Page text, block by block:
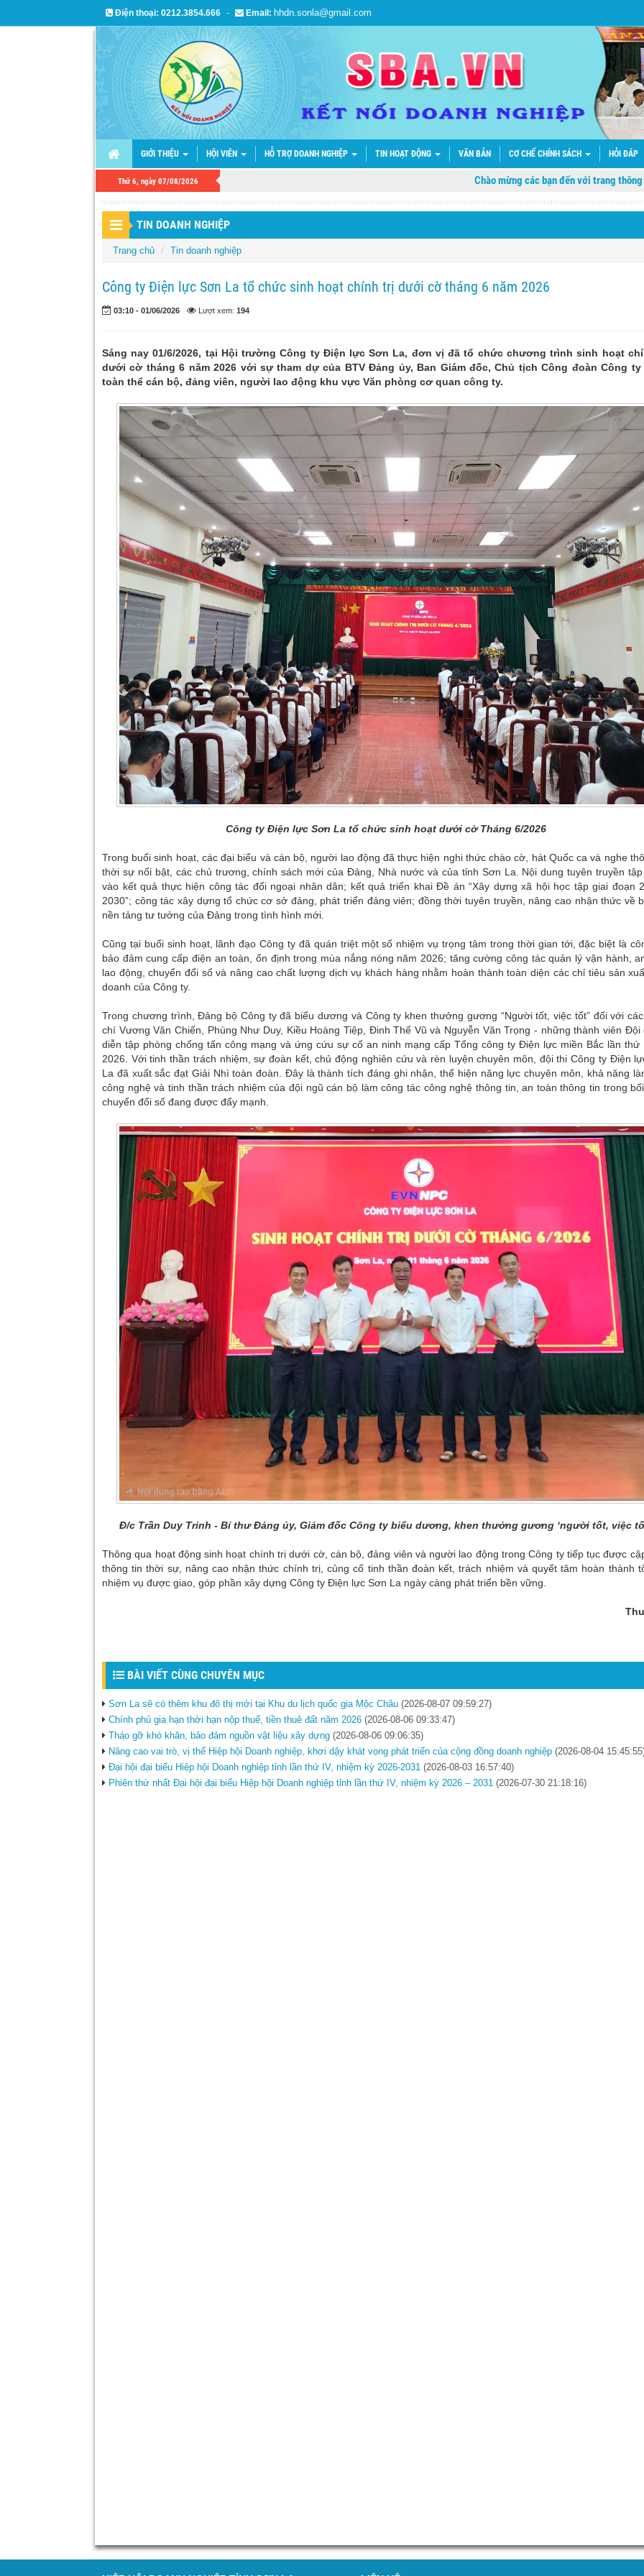
Điện thoại: 0212.3854.666 - Email: hhdn.sonla@gmail.com
GIỚI THIỆU HỘI VIÊN HỖ TRỢ DOANH NGHIỆP TIN HOẠT ĐỘNG VĂN BẢN CƠ CHẾ CHÍNH SÁCH HỎI ĐÁP
Thứ 6, ngày 07/08/2026 Chào mừng các bạn đến với trang thông tin
TIN DOANH NGHIỆP
Trang chủ Tin doanh nghiệp
Công ty Điện lực Sơn La tổ chức sinh hoạt chính trị dưới cờ tháng 6 năm 2026
03:10 - 01/06/2026 Lượt xem: 194
Sáng nay 01/6/2026, tại Hội trường Công ty Điện lực Sơn La, đơn vị đã tổ chức chương trình sinh hoạt
dưới cờ tháng 6 năm 2026 với sự tham dự của BTV Đảng ủy, Ban Giám đốc, Chủ tịch Công đoàn Công ty
toàn thể cán bộ, đảng viên, người lao động khu vực Văn phòng cơ quan công ty.
Công ty Điện lực Sơn La tổ chức sinh hoạt dưới cờ Tháng 6/2026
Trong buổi sinh hoạt, các đại biểu và cán bộ, người lao động đã thực hiện nghi thức chào cờ, hát Quốc ca và nghe
thời sự nổi bật, các chủ trương, chính sách mới của Đảng, Nhà nước và của tỉnh Sơn La. Nội dung tuyên truyền
vào kết quả thực hiện công tác đối ngoại nhân dân; kết quả triển khai Đề án “Xây dựng xã hội học tập giai đoạn
2030”; công tác xây dựng tổ chức cơ sở đảng, phát triển đảng viên; đồng thời tuyên truyền, nâng cao nhận thức về
nền tảng tư tưởng của Đảng trong tình hình mới.
Cũng tại buổi sinh hoạt, lãnh đạo Công ty đã quán triệt một số nhiệm vụ trọng tâm trong thời gian tới, đặc biệt là
bảo đảm cung cấp điện an toàn, ổn định trong mùa nắng nóng năm 2026; tăng cường công tác quản lý vận hành,
lao động, chuyển đổi số và nâng cao chất lượng dịch vụ khách hàng nhằm hoàn thành toàn diện các chỉ tiêu sản
doanh của Công ty.
Trong chương trình, Đảng bộ Công ty đã biểu dương và Công ty khen thưởng gương “Người tốt, việc tốt” đối với
chí Vương Văn Chiến, Phùng Như Duy, Kiều Hoàng Tiệp, Đinh Thế Vũ và Nguyễn Văn Trọng - những thành viên Đội
diễn tập phòng chống tấn công mạng và ứng cứu sự cố an ninh mạng cấp Tổng công ty Điện lực miền Bắc lần thứ
2026. Với tinh thần trách nhiệm, sự đoàn kết, chủ động nghiên cứu và rèn luyện chuyên môn, đội thi Công ty Điện
La đã xuất sắc đạt Giải Nhì toàn đoàn. Đây là thành tích đáng ghi nhận, thể hiện năng lực chuyên môn, khả năng
công nghệ và tinh thần trách nhiệm của đội ngũ cán bộ làm công tác công nghệ thông tin, an toàn thông tin trong
chuyển đổi số đang được đẩy mạnh.
Đ/c Trần Duy Trinh - Bí thư Đảng ủy, Giám đốc Công ty biểu dương, khen thưởng gương ‘người tốt, việc
Thông qua hoạt động sinh hoạt chính trị dưới cờ, cán bộ, đảng viên và người lao động trong Công ty tiếp tục được
thông tin thời sự, nâng cao nhận thức chính trị, củng cố tinh thần đoàn kết, trách nhiệm và quyết tâm hoàn thành
nhiệm vụ được giao, góp phần xây dựng Công ty Điện lực Sơn La ngày càng phát triển bền vững.
BÀI VIẾT CÙNG CHUYÊN MỤC
Sơn La sẽ có thêm khu đô thị mới tại Khu du lịch quốc gia Mộc Châu (2026-08-07 09:59:27)
Chính phủ gia hạn thời hạn nộp thuế, tiền thuê đất năm 2026 (2026-08-06 09:33:47)
Tháo gỡ khó khăn, bảo đảm nguồn vật liệu xây dựng (2026-08-06 09:06:35)
Nâng cao vai trò, vị thế Hiệp hội Doanh nghiệp, khơi dậy khát vọng phát triển của cộng đồng doanh nghiệp (2026-08-04
Đại hội đại biểu Hiệp hội Doanh nghiệp tỉnh lần thứ IV, nhiệm kỳ 2026-2031 (2026-08-03 16:57:40)
Phiên thứ nhất Đại hội đại biểu Hiệp hội Doanh nghiệp tỉnh lần thứ IV, nhiệm kỳ 2026 – 2031 (2026-07-30 21:18:16)